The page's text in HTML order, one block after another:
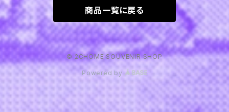
商品一覧に戻る
© 2CHOME SOUVENIR SHOP
Powered by